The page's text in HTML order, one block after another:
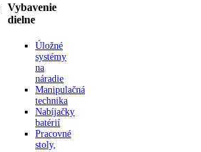
Vybavenie
dielne
Úložné
systémy
na
náradie
Manipulačná
technika
Nabíjačky
batérií
Pracovné
stoly,